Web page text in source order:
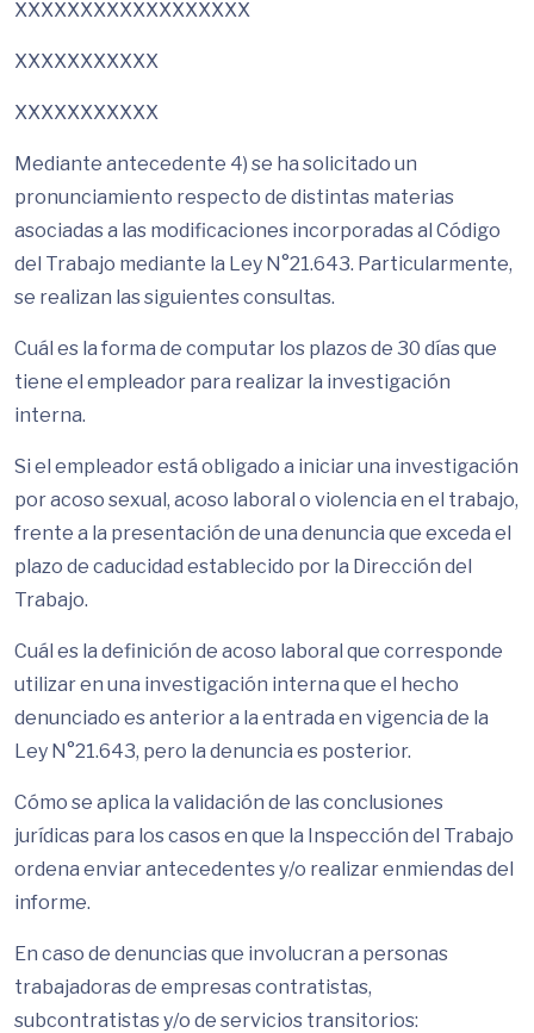
XXXXXXXXXXXXXXXXXX
XXXXXXXXXXX
XXXXXXXXXXX
Mediante antecedente 4) se ha solicitado un
pronunciamiento respecto de distintas materias
asociadas a las modificaciones incorporadas al Código
del Trabajo mediante la Ley N°21.643. Particularmente,
se realizan las siguientes consultas.
Cuál es la forma de computar los plazos de 30 días que
tiene el empleador para realizar la investigación
interna.
Si el empleador está obligado a iniciar una investigación
por acoso sexual, acoso laboral o violencia en el trabajo,
frente a la presentación de una denuncia que exceda el
plazo de caducidad establecido por la Dirección del
Trabajo.
Cuál es la definición de acoso laboral que corresponde
utilizar en una investigación interna que el hecho
denunciado es anterior a la entrada en vigencia de la
Ley N°21.643, pero la denuncia es posterior.
Cómo se aplica la validación de las conclusiones
jurídicas para los casos en que la Inspección del Trabajo
ordena enviar antecedentes y/o realizar enmiendas del
informe.
En caso de denuncias que involucran a personas
trabajadoras de empresas contratistas,
subcontratistas y/o de servicios transitorios: